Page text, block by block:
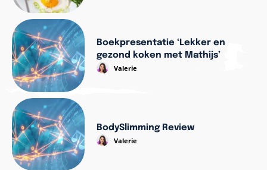
Boekpresentatie ‘Lekker en
gezond koken met Mathijs’
Valerie
BodySlimming Review
Valerie